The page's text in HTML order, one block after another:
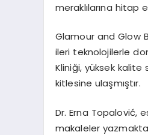
meraklılarına hitap
Glamour and Glow
ileri teknolojilerle
Kliniği, yüksek
kitlesine ulaşmıştır.
Dr. Erna Topalović,
makaleler